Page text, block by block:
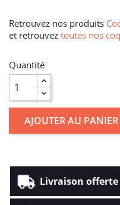
Retrouvez nos produits
et retrouvez toutes nos
Quantité
AJOUTER AU PANIER
Livraison offerte